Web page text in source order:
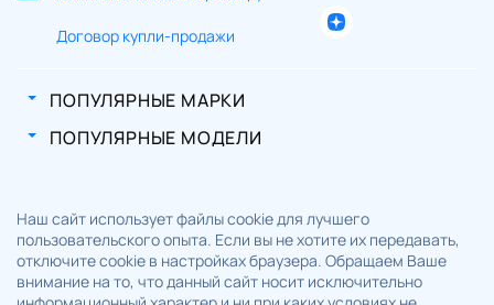
Договор купли-продажи
ПОПУЛЯРНЫЕ МАРКИ
ПОПУЛЯРНЫЕ МОДЕЛИ
Наш сайт использует файлы cookie для лучшего
пользовательского опыта. Если вы не хотите их передавать,
отключите cookie в настройках браузера. Обращаем Ваше
внимание на то, что данный сайт носит исключительно